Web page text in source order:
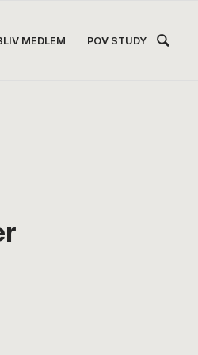
MEDLEM POV STUDY